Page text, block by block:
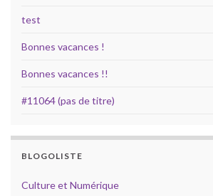
test
Bonnes vacances !
Bonnes vacances !!
#11064 (pas de titre)
BLOGOLISTE
Culture et Numérique